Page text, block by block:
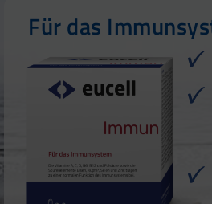
Für das
Für Haut, Haare
Für Ihre natürliche